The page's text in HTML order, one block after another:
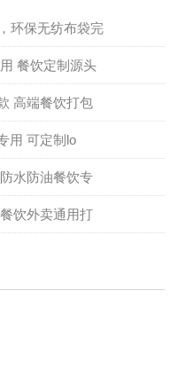
环保无纺布袋完
餐饮定制源头
高端餐饮打包
用 可定制lo
水防油餐饮专
饮外卖通用打